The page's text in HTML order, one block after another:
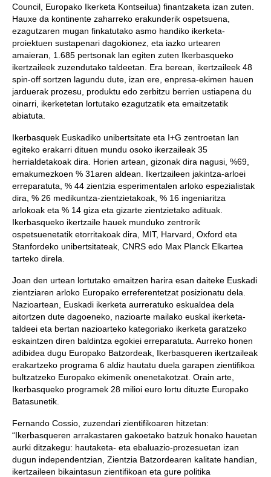
Council, Europako Ikerketa Kontseilua) finantzaketa izan zuten.
Hauxe da kontinente zaharreko erakunderik ospetsuena,
ezagutzaren mugan finkatutako asmo handiko ikerketa-
proiektuen sustapenari dagokionez, eta iazko urtearen
amaieran, 1.685 pertsonak lan egiten zuten Ikerbasqueko
ikertzaileek zuzendutako taldeetan. Era berean, ikertzaileek 48
spin-off sortzen lagundu dute, izan ere, enpresa-ekimen hauen
jarduerak prozesu, produktu edo zerbitzu berrien ustiapena du
oinarri, ikerketetan lortutako ezagutzatik eta emaitzetatik
abiatuta.
Ikerbasquek Euskadiko unibertsitate eta I+G zentroetan lan
egiteko erakarri dituen mundu osoko ikerzaileak 35
herrialdetakoak dira. Horien artean, gizonak dira nagusi, %69,
emakumezkoen % 31aren aldean. Ikertzaileen jakintza-arloei
erreparatuta, % 44 zientzia esperimentalen arloko espezialistak
dira, % 26 medikuntza-zientzietakoak, % 16 ingeniaritza
arlokoak eta % 14 giza eta gizarte zientzietako adituak.
Ikerbasqueko ikertzaile hauek munduko zentrorik
ospetsuenetatik etorritakoak dira, MIT, Harvard, Oxford eta
Stanfordeko unibertsitateak, CNRS edo Max Planck Elkartea
tarteko direla.
Joan den urtean lortutako emaitzen harira esan daiteke Euskadi
zientziaren arloko Europako erreferentetzat posizionatu dela.
Nazioartean, Euskadi ikerketa aurreratuko eskualdea dela
aitortzen dute dagoeneko, nazioarte mailako euskal ikerketa-
taldeei eta bertan nazioarteko kategoriako ikerketa garatzeko
eskaintzen diren baldintza egokiei erreparatuta. Aurreko honen
adibidea dugu Europako Batzordeak, Ikerbasqueren ikertzaileak
erakartzeko programa 6 aldiz hautatu duela garapen zientifikoa
bultzatzeko Europako ekimenik onenetakotzat. Orain arte,
Ikerbasqueko programek 28 milioi euro lortu dituzte Europako
Batasunetik.
Fernando Cossio, zuzendari zientifikoaren hitzetan:
“Ikerbasqueren arrakastaren gakoetako batzuk honako hauetan
aurki ditzakegu: hautaketa- eta ebaluazio-prozesuetan izan
dugun independentzian, Zientzia Batzordearen kalitate handian,
ikertzaileen bikaintasun zientifikoan eta gure politika